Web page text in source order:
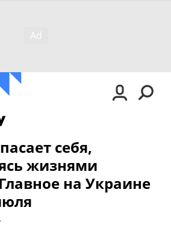
себя,
жизнями
на Украине